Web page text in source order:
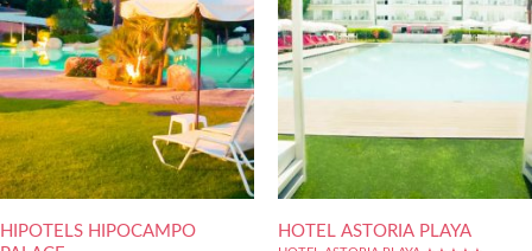
HIPOTELS HIPOCAMPO
HOTEL ASTORIA PLAYA